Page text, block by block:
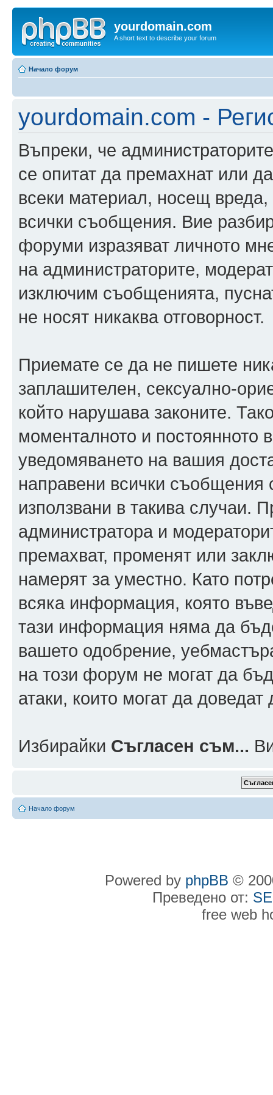
yourdomain.com
A short text to describe your forum
Начало форум
yourdomain.com -
Въпреки, че
се опитат да премахнат или
всеки материал, носещ
всички съобщения. Вие
форуми изразяват личното
на администраторите,
изключим съобщенията,
не носят никаква отговорност.
Приемате се да не пишете
заплашителен, сексуално-
който нарушава законите.
моменталното и постоянното
уведомяването на вашия
направени всички съобщения
използвани в такива случаи.
администратора и
премахват, променят или
намерят за уместно. Като
всяка информация, която
тази информация няма да
вашето одобрение,
на този форум не могат да
атаки, които могат да
Избирайки Съгласен съм...
Начало форум
Powered by phpBB ©
Преведено от:
free web